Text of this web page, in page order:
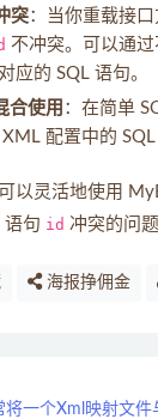
突：当你重载接
不冲突。可以通过
应的 SQL 语句。
合使用 ：在简单
配置中的 SQL
以灵活地使用
语句 id 冲突的问题
海报挣佣金
将一个Xml映射文件